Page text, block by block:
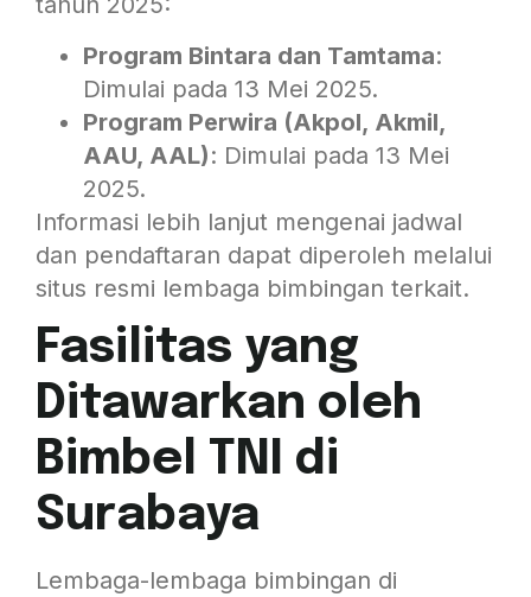
Program Bintara dan Tamtama:
Dimulai pada 13 Mei 2025.
Program Perwira (Akpol, Akmil,
AAU, AAL): Dimulai pada 13 Mei
2025.
Informasi lebih lanjut mengenai jadwal
dan pendaftaran dapat diperoleh melalui
situs resmi lembaga bimbingan terkait.
Fasilitas yang
Ditawarkan oleh
Bimbel TNI di
Surabaya
Lembaga-lembaga bimbingan di